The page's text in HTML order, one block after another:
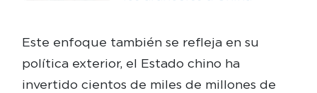
Este enfoque también se refleja en su
política exterior, el Estado chino ha
invertido cientos de miles de millones de